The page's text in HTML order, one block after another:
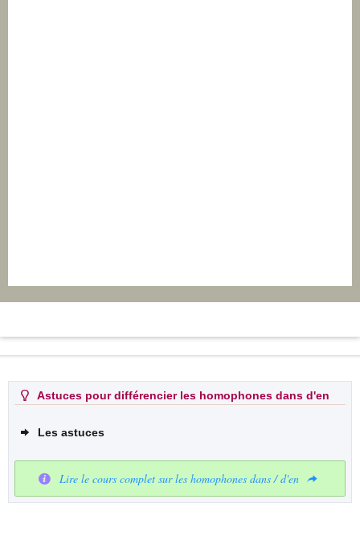
Astuces pour différencier les homophones dans d'en
Les astuces
Lire le cours complet sur les homophones dans / d'en